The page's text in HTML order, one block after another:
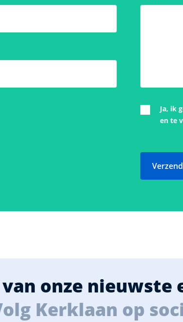
Ja, ik
en te
onze nieuwste
Kerklaan op